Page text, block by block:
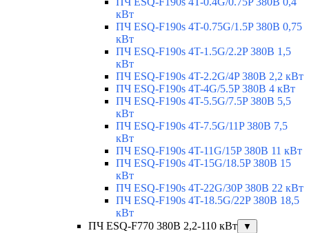
кВт
ПЧ ESQ-F190s 4T-0.75G/1.5P 380В 0,75
кВт
ПЧ ESQ-F190s 4T-1.5G/2.2P 380В 1,5
кВт
ПЧ ESQ-F190s 4T-2.2G/4P 380В 2,2 кВт
ПЧ ESQ-F190s 4T-4G/5.5P 380В 4 кВт
ПЧ ESQ-F190s 4T-5.5G/7.5P 380В 5,5
кВт
ПЧ ESQ-F190s 4T-7.5G/11P 380В 7,5
кВт
ПЧ ESQ-F190s 4T-11G/15P 380В 11 кВт
ПЧ ESQ-F190s 4T-15G/18.5P 380В 15
кВт
ПЧ ESQ-F190s 4T-22G/30P 380В 22 кВт
ПЧ ESQ-F190s 4T-18.5G/22P 380В 18,5
кВт
ПЧ ESQ-F770 380В 2,2-110 кВт
▼